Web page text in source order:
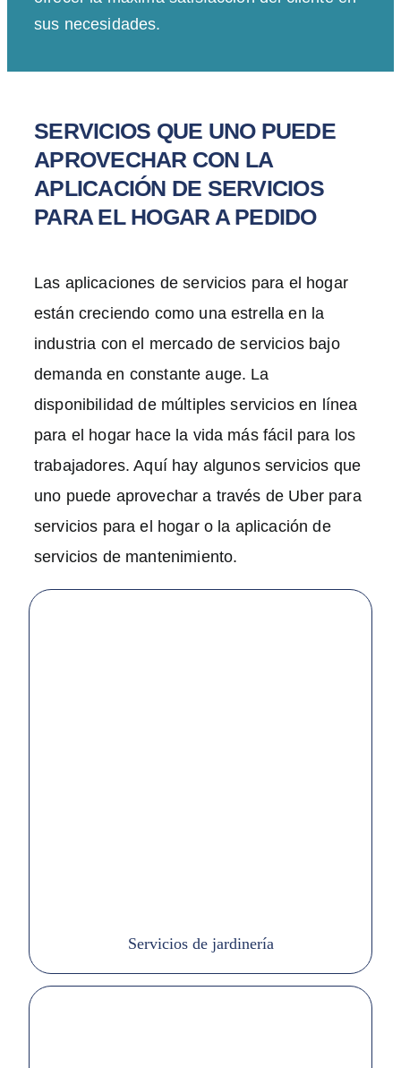
sus necesidades.
SERVICIOS QUE UNO PUEDE
APROVECHAR CON LA
APLICACIÓN DE SERVICIOS
PARA EL HOGAR A PEDIDO
Las aplicaciones de servicios para el hogar
están creciendo como una estrella en la
industria con el mercado de servicios bajo
demanda en constante auge. La
disponibilidad de múltiples servicios en línea
para el hogar hace la vida más fácil para los
trabajadores. Aquí hay algunos servicios que
uno puede aprovechar a través de Uber para
servicios para el hogar o la aplicación de
servicios de mantenimiento.
Servicios de jardinería